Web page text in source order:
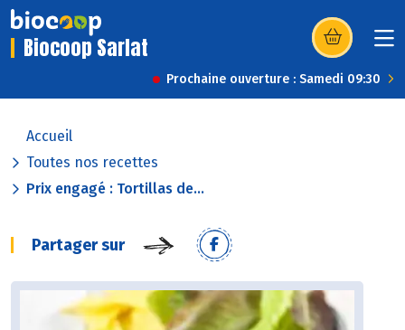
Biocoop Sarlat (s’ouvre dans
Prochaine ouverture : Samedi 09:30
Accueil
Toutes nos recettes
Prix engagé : Tortillas de...
Partager sur